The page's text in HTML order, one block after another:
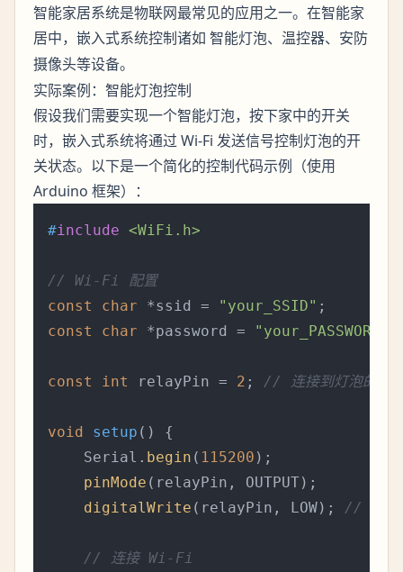
智能家居系统是物联网最常见的应用之一。在智能家
居中，嵌入式系统控制诸如 智能灯泡、 温控器、
安防
摄像头等设备。
实际案例：智能灯泡控制
假设我们需要实现一个智能灯泡，按下家中的开关
时，嵌入式系统将通过 Wi-Fi 发送信号控制灯泡的开
关状态。以下是一个简化的控制代码示例（使用
Arduino 框架）：
#include <WiFi.h>
// Wi-Fi 配置
const
char *ssid = "your_SSID"
const
char *password = "your_PASSWORD"
const int relayPin = 2 ; // 连接到灯泡的继
void setup ()
{
    Serial.
begin ( 115200 );
pinMode (relayPin, OUTPUT);
digitalWrite (relayPin, LOW); // 初始
// 连接 Wi-Fi